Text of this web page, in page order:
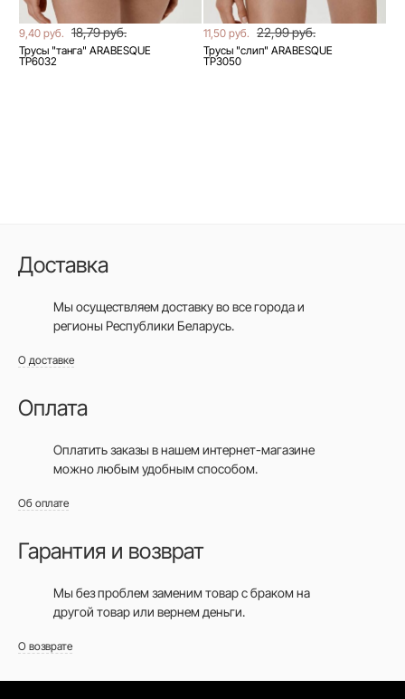
9,40 руб. 18,79 руб.
Трусы "танга" ARABESQUE
TP6032
11,50 руб. 22,99 руб.
Трусы "слип" ARABESQUE
TP3050
Доставка
Мы осуществляем доставку во все городаи
регионы Республики Беларусь.
О доставке
Оплата
Оплатить заказы в нашем интернет-магазине
можно любым удобным способом.
Об оплате
Гарантия и возврат
Мы без проблем заменим товар с браком на
другой товар или вернем деньги.
О возврате